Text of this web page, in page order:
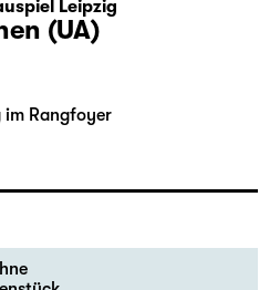
Leipzig
(UA)
im Rangfoyer